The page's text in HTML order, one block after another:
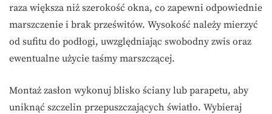
raza większa niż szerokość okna, co zapewni odpowiednie
marszczenie i brak prześwitów. Wysokość należy mierzyć
od sufitu do podłogi, uwzględniając swobodny zwis oraz
ewentualne użycie taśmy marszczącej.
Montaż zasłon wykonuj blisko ściany lub parapetu, aby
uniknąć szczelin przepuszczających światło. Wybieraj